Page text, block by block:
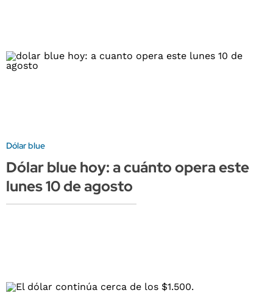
Dólar blue
Dólar blue hoy: a cuánto opera este
lunes 10 de agosto